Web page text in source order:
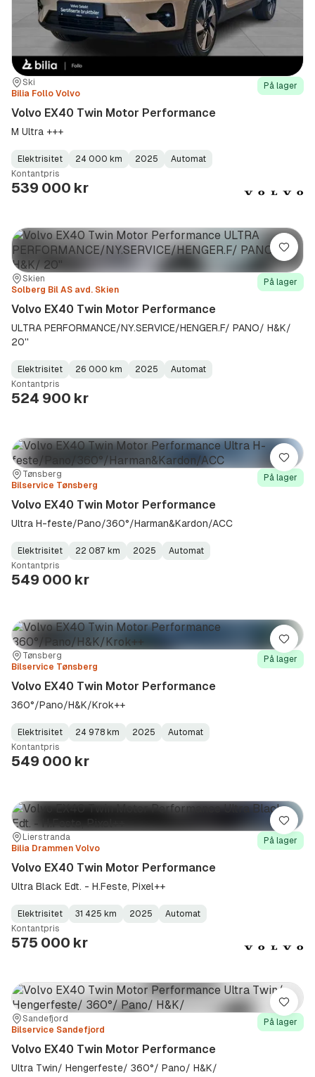
Sted:
Ski
Forhandler:
Bilia Follo Volvo
På lager
Volvo EX40 Twin Motor Performance
M Ultra +++
Fuel
Type:
Elektrisitet
Kilometerstand:
24 000 km
Model
Year:
2025
Gearbox
Type:
Automat
Kontantpris
539 000 kr
Sted:
Skien
Forhandler:
Solberg Bil AS avd. Skien
På lager
Volvo EX40 Twin Motor Performance
ULTRA PERFORMANCE/NY.SERVICE/HENGER.F/ PANO/ H&K/
20''
Fuel
Type:
Elektrisitet
Kilometerstand:
26 000 km
Model
Year:
2025
Gearbox
Type:
Automat
Kontantpris
524 900 kr
Lagre
Sted:Tønsberg
Forhandler:
Bilservice Tønsberg
På lager
Volvo EX40 Twin Motor Performance
Ultra H-feste/Pano/360°/Harman&Kardon/ACC
Fuel
Type:
Elektrisitet
Kilometerstand:
22 087 km
Model
Year:
2025
Gearbox
Type:
Automat
Kontantpris
549 000 kr
Lagre
Sted:Tønsberg
Forhandler:
Bilservice Tønsberg
På lager
Volvo EX40 Twin Motor Performance
360°/Pano/H&K/Krok++
Fuel
Type:
Elektrisitet
Kilometerstand:
24 978 km
Model
Year:
2025
Gearbox
Type:
Automat
Kontantpris
549 000 kr
Lagre
Sted:Lierstranda
Forhandler:
Bilia Drammen Volvo
På lager
Volvo EX40 Twin Motor Performance
Ultra Black Edt. - H.Feste, Pixel++
Fuel
Type:
Elektrisitet
Kilometerstand:
31 425 km
Model
Year:
2025
Gearbox
Type:
Automat
Kontantpris
575 000 kr
Lagre
Sted:
Sandefjord
Forhandler:
Bilservice Sandefjord
På lager
Volvo EX40 Twin Motor Performance
Ultra Twin/ Hengerfeste/ 360°/ Pano/ H&K/
Lagre